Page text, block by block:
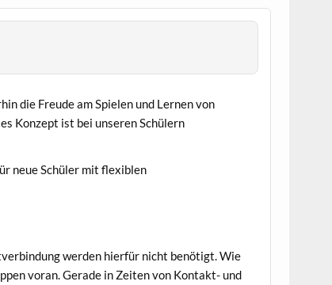
die Freude am Spielen und Lernen von
Konzept ist bei unseren Schülern
neue Schüler mit flexiblen
werden hierfür nicht benötigt. Wie
voran. Gerade in Zeiten von Kontakt- und